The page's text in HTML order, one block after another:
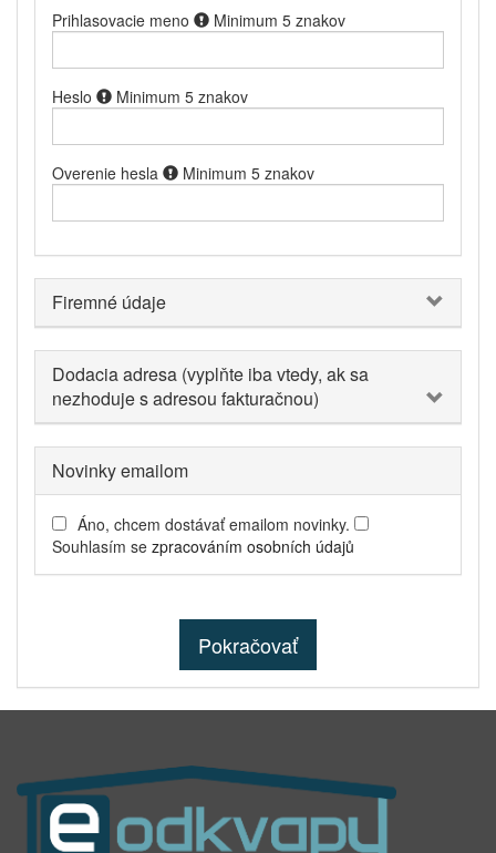
Prihlasovacie meno Minimum 5 znakov
Heslo Minimum 5 znakov
Overenie hesla Minimum 5 znakov
Firemné údaje
Dodacia adresa (vyplňte iba vtedy, ak sa
nezhoduje s adresou fakturačnou)
Novinky emailom
Áno, chcem dostávať emailom novinky.
Souhlasím se zpracováním osobních údajů
Pokračovať